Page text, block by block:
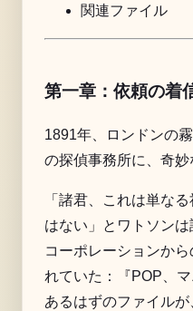
関連ファイル
第一章：依頼の着
1891年、ロンドンの
の探偵事務所に、奇妙
「諸君、これは単な
はない」とワトソン
コーポレーションか
れていた：『POP、
あるはずのファイル